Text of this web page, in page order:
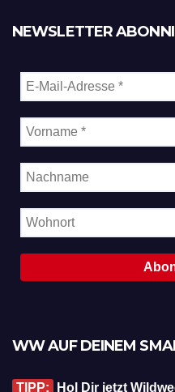
NEWSLETTER
WW AUF DEINEM
TIPP:
Hol Dir jetzt